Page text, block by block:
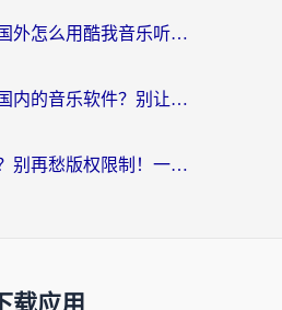
海外党必看：在国外怎么用酷我音乐听音乐？告别“地区不支持”的实用指南
在国外怎么能听国内的音乐软件？别让版权限制断了你的“中文歌单”
国外怎么看番剧？别再愁版权限制！一个工具解决所有回国追剧难题
下载应用